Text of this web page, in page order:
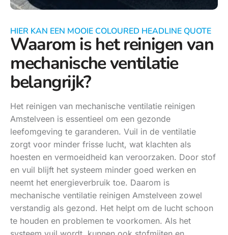
HIER KAN EEN MOOIE COLOURED HEADLINE QUOTE
Waarom is het reinigen van
mechanische ventilatie
belangrijk?
Het reinigen van mechanische ventilatie reinigen
Amstelveen is essentieel om een gezonde
leefomgeving te garanderen. Vuil in de ventilatie
zorgt voor minder frisse lucht, wat klachten als
hoesten en vermoeidheid kan veroorzaken. Door stof
en vuil blijft het systeem minder goed werken en
neemt het energieverbruik toe. Daarom is
mechanische ventilatie reinigen Amstelveen zowel
verstandig als gezond. Het helpt om de lucht schoon
te houden en problemen te voorkomen. Als het